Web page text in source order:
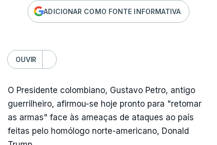
ADICIONAR COMO FONTE INFORMATIVA
OUVIR
O Presidente colombiano, Gustavo Petro, antigo
guerrilheiro, afirmou-se hoje pronto para "retomar
as armas" face às ameaças de ataques ao país
feitas pelo homólogo norte-americano, Donald